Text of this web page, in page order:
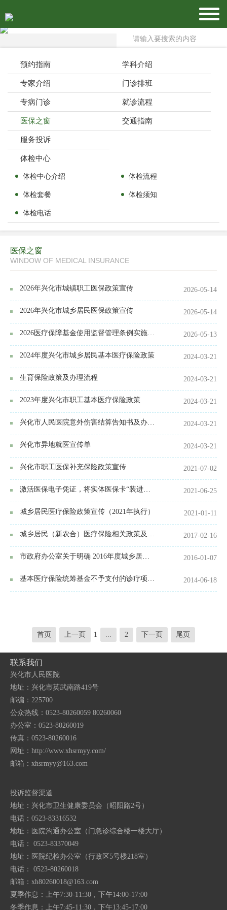
预约指南 学科介绍
专家介绍 门诊排班
专病门诊 就诊流程
医保之窗 交通指南
服务投诉
体检中心
体检中心介绍 体检流程
体检套餐 体检须知
体检电话
医保之窗
WINDOW OF MEDICAL INSURANCE
2026年兴化市城镇职工医保政策宣传 2026-05-14
2026年兴化市城乡居民医保政策宣传 2026-05-14
2026医疗保障基金使用监督管理条例实施细则 2026-05-13
2024年度兴化市城乡居民基本医疗保险政策 2024-03-21
生育保险政策及办理流程 2024-03-21
2023年度兴化市职工基本医疗保险政策 2024-03-21
兴化市人民医院意外伤害结算告知书及办理流程 2024-03-21
兴化市异地就医宣传单 2024-03-21
兴化市职工医保补充保险政策宣传 2021-07-02
激活医保电子凭证，将实体医保卡“装进手机” 2021-06-25
城乡居民医疗保险政策宣传（2021年执行） 2021-01-11
城乡居民（新农合）医疗保险相关政策及住院结报流程 2017-02-16
市政府办公室关于明确 2016年度城乡居民医疗保险结报政策的通知 2016-01-07
基本医疗保险统筹基金不予支付的诊疗项目服务项目有哪些？ 2014-06-18
首页 上一页 1 ... 2 下一页 尾页
联系我们
兴化市人民医院
地址：兴化市英武南路419号
邮编：225700
公众热线：0523-80260059 80260060
办公室：0523-80260019
传真：0523-80260016
网址：http://www.xhsrmyy.com/
邮箱： xhsrmyy@163.com
投诉监督渠道
地址：兴化市卫生健康委员会（昭阳路2号）
电话：0523-83316532
地址：医院沟通办公室（门急诊综合楼一楼大厅）
电话： 0523-83370049
地址：医院纪检办公室（行政区5号楼218室）
电话： 0523-80260018
邮箱： xh80260018@163.com
夏季作息：上午7:30-11:30，下午14:00-17:00
冬季作息：上午7:45-11:30，下午13:45-17:00